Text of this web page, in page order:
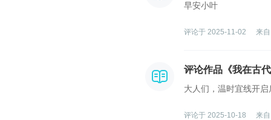
早安小叶
评论于 2025-11-02 来
评论作品《我在古
大人们，温时宜线开
评论于 2025-10-18 来